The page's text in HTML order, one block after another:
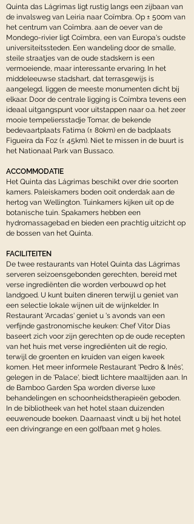
Quinta das Lágrimas ligt rustig langs een zijbaan van
de invalsweg van Leiria naar Coïmbra. Op ± 500m van
het centrum van Coïmbra. aan de oever van de
Mondego-rivier ligt Coïmbra, een van Europa's oudste
universiteitssteden. Een wandeling door de smalle,
steile straatjes van de oude stadskern is een
vermoeiende, maar interessante ervaring. In het
middeleeuwse stadshart, dat terrasgewijs is
aangelegd, liggen de meeste monumenten dicht bij
elkaar. Door de centrale ligging is Coïmbra tevens een
ideaal uitgangspunt voor uitstappen naar o.a. het zeer
mooie tempeliersstadje Tomar, de bekende
bedevaartplaats Fatima (± 80km) en de badplaats
Figueira da Foz (± 45km). Niet te missen in de buurt is
het Nationaal Park van Bussaco.
ACCOMMODATIE
Het Quinta das Lágrimas beschikt over drie soorten
kamers. Paleiskamers boden ooit onderdak aan de
hertog van Wellington. Tuinkamers kijken uit op de
botanische tuin. Spakamers hebben een
hydromassagebad en bieden een prachtig uitzicht op
de bossen van het Quinta.
FACILITEITEN
De twee restaurants van Hotel Quinta das Lágrimas
serveren seizoensgebonden gerechten, bereid met
verse ingrediënten die worden verbouwd op het
landgoed. U kunt buiten dineren terwijl u geniet van
een selectie lokale wijnen uit de wijnkelder. In
Restaurant 'Arcadas' geniet u 's avonds van een
verfijnde gastronomische keuken: Chef Vitor Dias
baseert zich voor zijn gerechten op de oude recepten
van het huis met verse ingrediënten uit de regio,
terwijl de groenten en kruiden van eigen kweek
komen. Het meer informele Restaurant 'Pedro & Inês',
gelegen in de 'Palace', biedt lichtere maaltijden aan. In
de Bamboo Garden Spa worden diverse luxe
behandelingen en schoonheidstherapieën geboden.
In de bibliotheek van het hotel staan duizenden
eeuwenoude boeken. Daarnaast vindt u bij het hotel
een drivingrange en een golfbaan met 9 holes.